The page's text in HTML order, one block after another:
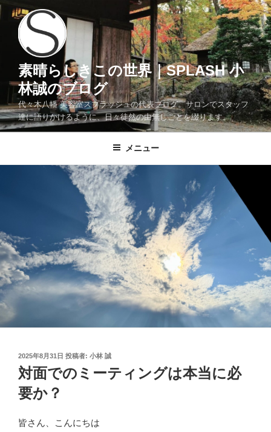
コ
ン
キ
ッ
素晴らしきこの世界｜SPLASH 小
林誠のブログ
代々木八幡 美容室スプラッシュの代表ブログ。サロンでスタッフ
達に語りかけるように、日々徒然の由無しごとを綴ります。
メニュー
投
稿
日:
2025年8月31日 投稿者: 小林 誠
対面でのミーティングは本当に必
要か？
皆さん、こんにちは